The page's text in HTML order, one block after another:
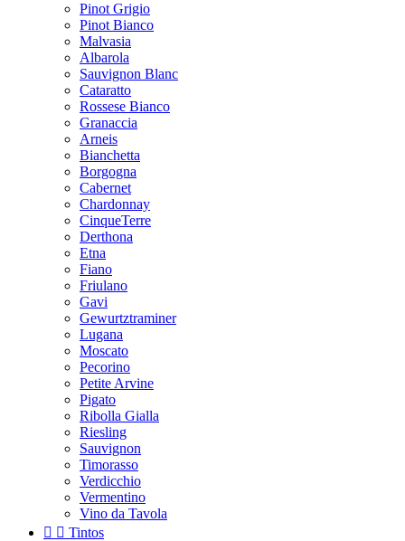
Pinot Grigio
Pinot Bianco
Malvasia
Albarola
Sauvignon Blanc
Cataratto
Rossese Bianco
Granaccia
Arneis
Bianchetta
Borgogna
Cabernet
Chardonnay
CinqueTerre
Derthona
Etna
Fiano
Friulano
Gavi
Gewurtztraminer
Lugana
Moscato
Pecorino
Petite Arvine
Pigato
Ribolla Gialla
Riesling
Sauvignon
Timorasso
Verdicchio
Vermentino
Vino da Tavola
  Tintos